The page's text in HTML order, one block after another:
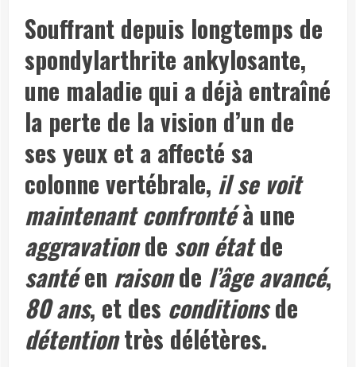
Souffrant depuis longtemps de
spondylarthrite ankylosante,
une maladie qui a déjà entraîné
la perte de la vision d’un de
ses yeux et a affecté sa
colonne vertébrale, il se voit
maintenant confrontéà une
aggravationde son étatde
santéen raisonde l’âge avancé,
80 ans, et des conditionsde
détentiontrès délétères.